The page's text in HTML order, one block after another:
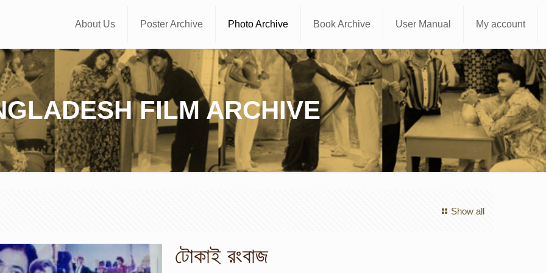
About Us Poster Archive Photo Archive Book Archive User Manual My account
FILM ARCHIVE
Show all
টোকাই রংবাজ